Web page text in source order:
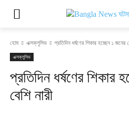
হোম এক্সক্লুসিভ প্রতিদিন ধর্ষণের শিকার হচ্ছেন ১ জনের
এক্সক্লুসিভ
প্রতিদিন ধর্ষণের শিকার
বেশি নারী